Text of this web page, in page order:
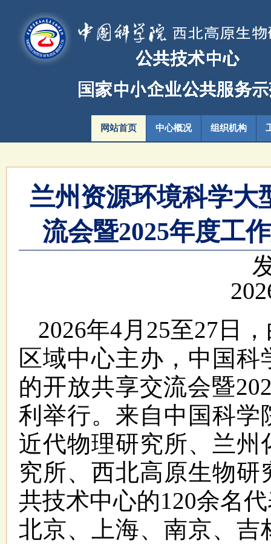
网站首页 中心概况 组织机构
兰州资源环境科学大
流会暨2025年度工
2026年4月25至27日
区域中心主办，中国
的开放共享交流会暨
利举行。来自中国科学
近代物理研究所、兰
究所、西北高原生物
共技术中心的120余名
北京、上海、南京、吉